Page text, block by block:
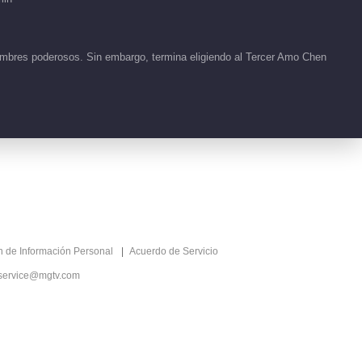
poderosos. Sin embargo, termina eligiendo al Tercer Amo Chen
de Información Personal Acuerdo de Servicio